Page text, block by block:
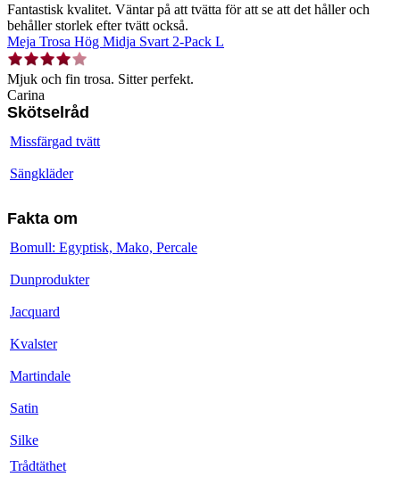
Fantastisk kvalitet. Väntar på att tvätta för att se att det håller och
behåller storlek efter tvätt också.
Meja Trosa Hög Midja Svart 2-Pack L
Mjuk och fin trosa. Sitter perfekt.
Carina
Skötselråd
Missfärgad tvätt
Sängkläder
Fakta om
Bomull: Egyptisk, Mako, Percale
Dunprodukter
Jacquard
Kvalster
Martindale
Satin
Silke
Trådtäthet